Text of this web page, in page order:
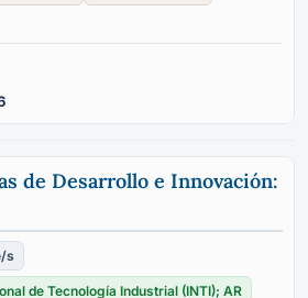
de Desarrollo e Innovación:
s
de Tecnología Industrial (INTI); AR